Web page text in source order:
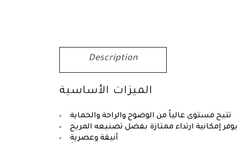
Description
الميزات الأساسية
تتيح مستوى عالياً من الوضوح والراحة والحماية
يوفر إمكانية ارتداء ممتازة بفضل تصنيعه المريح
أنيقة وعصرية